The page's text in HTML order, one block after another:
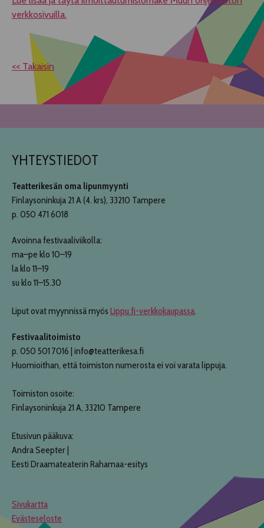
verkkosivuilla.
<< Takaisin
YHTEYSTIEDOT
Teatterikesän oma lipunmyynti
Finlaysoninkuja 21 A (4. krs), 33210 Tampere
p. 050 471 6018
Avoinna festivaaliviikolla:
ma–pe klo 10–19
la klo 11–19
su klo 11–15.30
Liput ovat myynnissä myös Lippu.fi-verkkokaupassa.
Festivaalitoimisto
p. 050 501 7016 | info@teatterikesa.fi
Huomioithan, että toimiston numerosta ei voi varata lippuja.
Toimiston osoite:
Finlaysoninkuja 21 A, 33210 Tampere
Etusivun pääkuva:
Andra Seepter |
Eesti Draamateaterin Rahamaa-esitys
Sivukartta
Evästeseloste